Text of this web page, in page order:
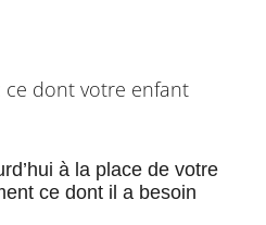
ce dont votre enfant
à la place de votre
ce dont il a besoin